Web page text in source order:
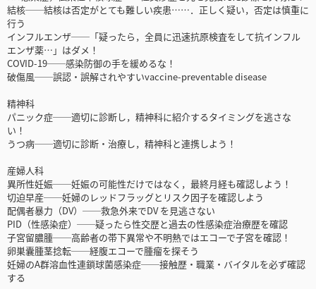
結核──結核は否定がとても難しい疾患……．正しく疑い，否定は慎重に
行う
インフルエンザ──「疑ったら，全員に迅速抗原検査をして抗インフル
エンザ薬…」はダメ！
COVID-19──感染防御の手を緩めるな！
破傷風──誤認・誤解されやすいvaccine-preventable disease
精神科
パニック症──適切に診断し，精神科に紹介するタイミングを逃さな
い！
うつ病──適切に診断・治療し，精神科と連携しよう！
産婦人科
異所性妊娠──妊娠の可能性だけではなく，最終月経も確認しよう！
切迫早産──妊婦のレッドフラッグとリスク因子を確認しよう
配偶者暴力（DV）──救急外来でDV を見逃さない
PID（性感染症）──疑ったら性交歴と過去の性感染症治療歴を確認
子宮留膿腫──高齢者の帯下異常や不明熱ではエコーで子宮を確認！
卵巣囊腫茎捻転──経腹エコーで腫瘤を探そう
妊婦のA群溶血性連鎖球菌感染症──接触歴・職業・バイタルを必ず確認
する